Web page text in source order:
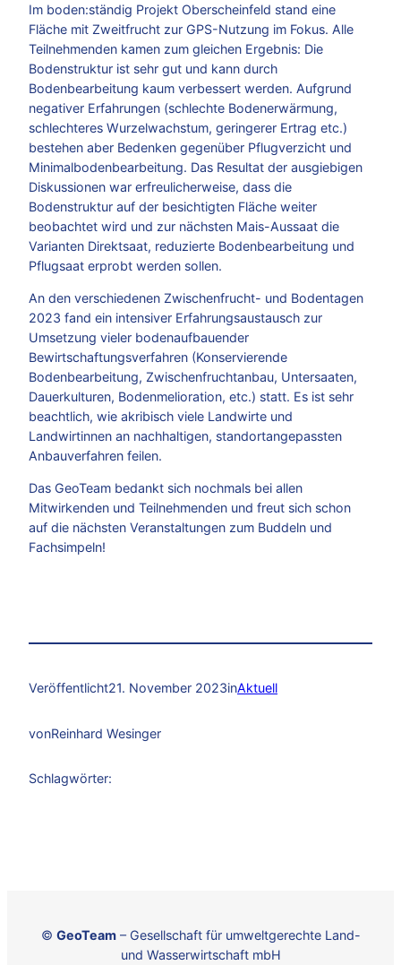
Im boden:ständig Projekt Oberscheinfeld stand eine
Fläche mit Zweitfrucht zur GPS-Nutzung im Fokus. Alle
Teilnehmenden kamen zum gleichen Ergebnis: Die
Bodenstruktur ist sehr gut und kann durch
Bodenbearbeitung kaum verbessert werden. Aufgrund
negativer Erfahrungen (schlechte Bodenerwärmung,
schlechteres Wurzelwachstum, geringerer Ertrag etc.)
bestehen aber Bedenken gegenüber Pflugverzicht und
Minimalbodenbearbeitung. Das Resultat der ausgiebigen
Diskussionen war erfreulicherweise, dass die
Bodenstruktur auf der besichtigten Fläche weiter
beobachtet wird und zur nächsten Mais-Aussaat die
Varianten Direktsaat, reduzierte Bodenbearbeitung und
Pflugsaat erprobt werden sollen.
An den verschiedenen Zwischenfrucht- und Bodentagen
2023 fand ein intensiver Erfahrungsaustausch zur
Umsetzung vieler bodenaufbauender
Bewirtschaftungsverfahren (Konservierende
Bodenbearbeitung, Zwischenfruchtanbau, Untersaaten,
Dauerkulturen, Bodenmelioration, etc.) statt. Es ist sehr
beachtlich, wie akribisch viele Landwirte und
Landwirtinnen an nachhaltigen, standortangepassten
Anbauverfahren feilen.
Das GeoTeam bedankt sich nochmals bei allen
Mitwirkenden und Teilnehmenden und freut sich schon
auf die nächsten Veranstaltungen zum Buddeln und
Fachsimpeln!
Veröffentlicht21. November 2023inAktuell
vonReinhard Wesinger
Schlagwörter:
© GeoTeam– Gesellschaft für umweltgerechte Land-
und Wasserwirtschaft mbH